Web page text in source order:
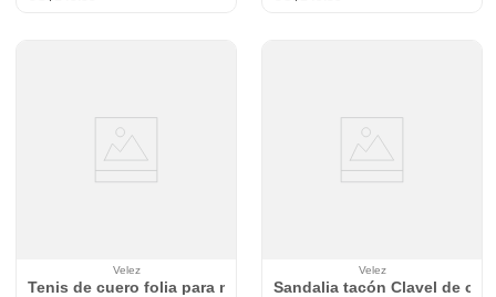
Velez
Tenis de cuero folia para mujer Spectra
Velez
Sandalia tacón Clavel de